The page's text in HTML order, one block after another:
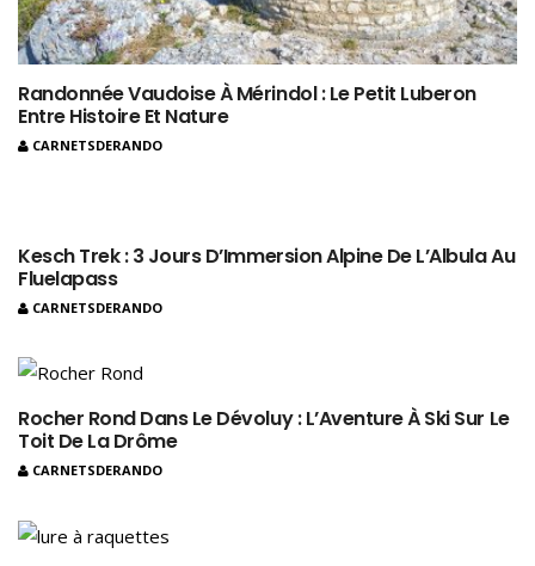
Randonnée Vaudoise À Mérindol : Le Petit Luberon
Entre Histoire Et Nature
CARNETSDERANDO
Kesch Trek : 3 Jours D’Immersion Alpine De L’Albula Au
Fluelapass
CARNETSDERANDO
Rocher Rond Dans Le Dévoluy : L’Aventure À Ski Sur Le
Toit De La Drôme
CARNETSDERANDO